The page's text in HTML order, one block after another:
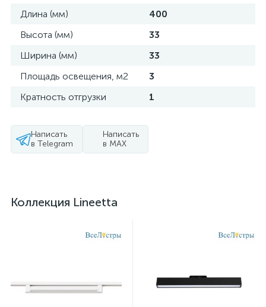
Длина (мм)
400
Высота (мм)
33
Ширина (мм)
33
Площадь освещения, м2
3
Кратность отгрузки
1
Написать
в Telegram
Написать
в MAX
Коллекция Lineetta